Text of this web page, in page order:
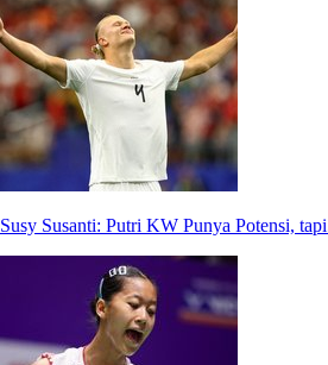
Susy Susanti: Putri KW Punya Potensi,